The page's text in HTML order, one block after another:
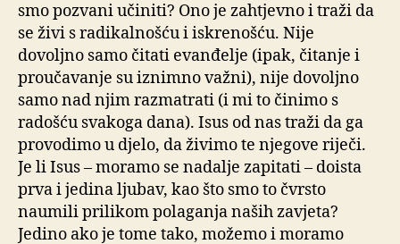
smo pozvani učiniti? Ono je zahtjevno i traži da
se živi s radikalnošću i iskrenošću. Nije
dovoljno samo čitati evanđelje (ipak, čitanje i
proučavanje su iznimno važni), nije dovoljno
samo nad njim razmatrati (i mi to činimo s
radošću svakoga dana). Isus od nas traži da ga
provodimo u djelo, da živimo te njegove riječi.
Je li Isus – moramo se nadalje zapitati – doista
prva i jedina ljubav, kao što smo to čvrsto
naumili prilikom polaganja naših zavjeta?
Jedino ako je tome tako, možemo i moramo